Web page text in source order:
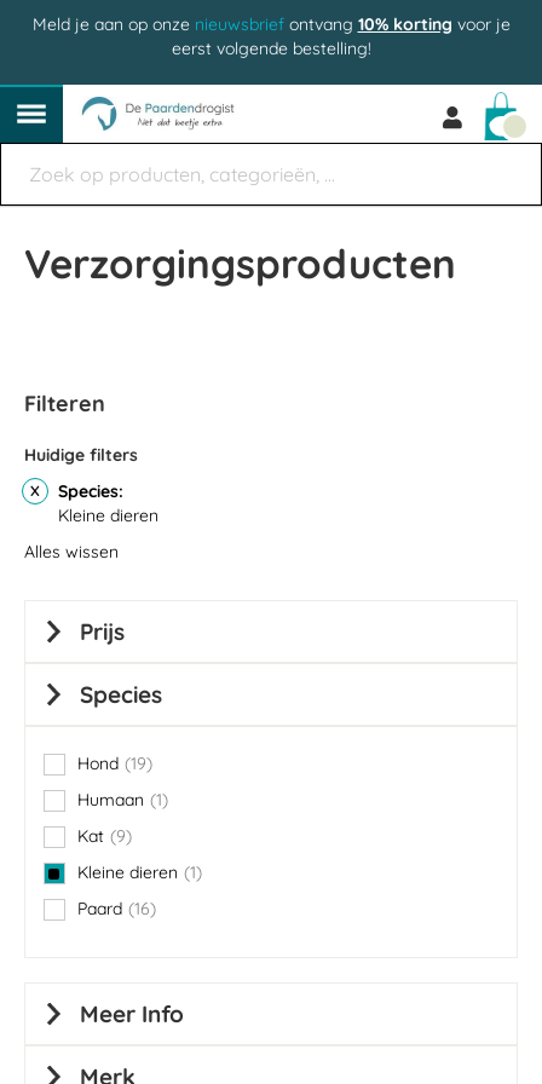
Meld je aan op onze nieuwsbriefontvang 10% korting voor je
eerst volgende bestelling!
Verzorgingsproducten
Filteren
Huidige filters
Species
Kleine dieren
Alles wissen
Prijs
Species
Hond 19
items
Humaan
1
item
Kat
9
items
Kleine dieren
1
item
Paard 16
items
Meer Info
Merk